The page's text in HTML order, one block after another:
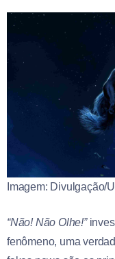
Imagem: Divulgação/
“Não! Não Olhe!”
fenômeno, uma